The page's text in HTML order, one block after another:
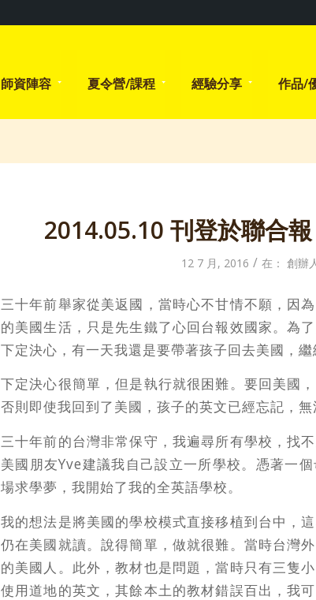
師資陣容 夏令營/課程 經驗分享 作品/
2014.05.10 刊登於聯合
12 7 月, 2016 / 在： 創辦
三十年前舉家從美返國，當時心不甘情不願，因
的美國生活，只是先生鐵了心回台報效國家。為
下定決心，有一天我還是要帶著孩子回去美國，繼
下定決心很簡單，但是執行就很困難。要回美國
否則即使我回到了美國，孩子的英文已經忘記，
三十年前的台灣非常保守，我遍尋所有學校，找
美國朋友Yve建議我自己設立一所學校。憑著一
場求學夢，我開始了我的全英語學校。
我的想法是將美國的學校模式直接移植到台中，
仍在美國就讀。說得簡單，做就很難。當時台灣
的美國人。此外，教材也是問題，當時只有三隻
使用道地的英文，其餘本土的教材錯誤百出，我